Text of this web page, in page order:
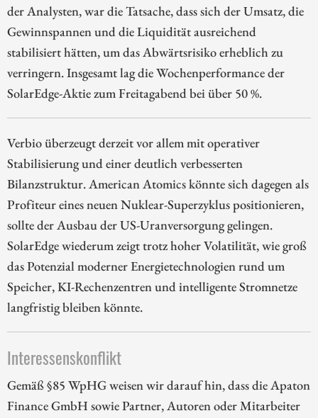
der Analysten, war die Tatsache, dass sich der Umsatz, die
Gewinnspannen und die Liquidität ausreichend
stabilisiert hätten, um das Abwärtsrisiko erheblich zu
verringern. Insgesamt lag die Wochenperformance der
SolarEdge-Aktie zum Freitagabend bei über 50 %.
Verbio überzeugt derzeit vor allem mit operativer
Stabilisierung und einer deutlich verbesserten
Bilanzstruktur. American Atomics könnte sich dagegen als
Profiteur eines neuen Nuklear-Superzyklus positionieren,
sollte der Ausbau der US-Uranversorgung gelingen.
SolarEdge wiederum zeigt trotz hoher Volatilität, wie groß
das Potenzial moderner Energietechnologien rund um
Speicher, KI-Rechenzentren und intelligente Stromnetze
langfristig bleiben könnte.
Interessenskonflikt
Gemäß §85 WpHG weisen wir darauf hin, dass die Apaton
Finance GmbH sowie Partner, Autoren oder Mitarbeiter